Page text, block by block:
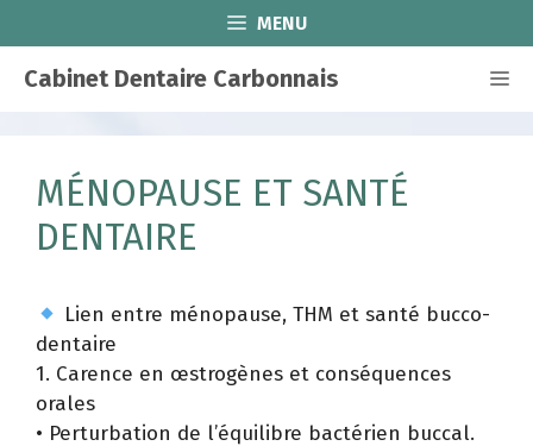
au
contenu
MENU
Cabinet Dentaire Carbonnais
MÉNOPAUSE ET SANTÉ
DENTAIRE
Lien entre ménopause, THM et santé bucco-
dentaire
1. Carence en œstrogènes et conséquences
orales
• Perturbation de l’équilibre bactérien buccal.